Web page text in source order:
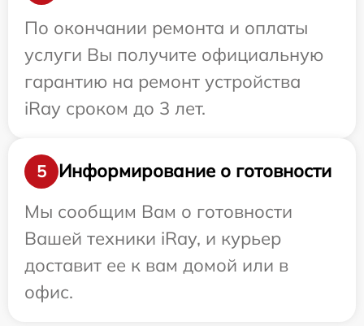
По окончании ремонта и оплаты
услуги Вы получите официальную
гарантию на ремонт устройства
iRay сроком до 3 лет.
5
Информирование о готовности
Мы сообщим Вам о готовности
Вашей техники iRay, и курьер
доставит ее к вам домой или в
офис.